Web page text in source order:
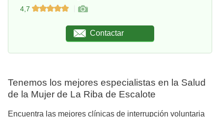
4,7
Contactar
Tenemos los mejores especialistas en la Salud
de la Mujer de La Riba de Escalote
Encuentra las mejores clínicas de interrupción voluntaria